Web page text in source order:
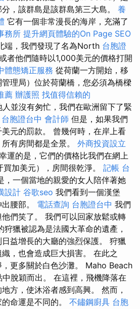
，該群島是該群島第三大島。 養
它有一個非常漫長的海岸，充滿了
務所 提升網頁體驗的On Page SEO
端，我們發現了名為North 台胞證
者他們隨時以1,000美元的價格打開
體態矯正服務 從荷蘭一方開始，移
理局）位於荷蘭橋，您必須為橋樑
薦 辦護照 找值得信賴的
人並沒有匆忙，我們在歐洲留下了緊
台胞證台中 會計師 但是，如果我們
元的罰款。 曾幾何時，在岸上看
有房間都是全景。 外商投資設立
運的是，它們的價格比我們在網上
加美元），房間很乾淨。 記帳 台
，一個當地的親愛的女人陪伴著她
設計 谷歌seo 我們看到一個漢堡
腰部。 電話查詢 台胞證台中 我們
們笑了。 我們可以回家放鬆或轉
獵被認為是法國大革命的遺產，
益增長的大廳的強烈保護。 狩獵
，也會造成巨大損害。 在此之
更多關於白色沙灘。 Maho Beach
脫穎而出。 在這裡，飛機降落在
方，使沐浴者感到高興。 然而，
命運是不同的。 不鏽鋼廚具 台胞